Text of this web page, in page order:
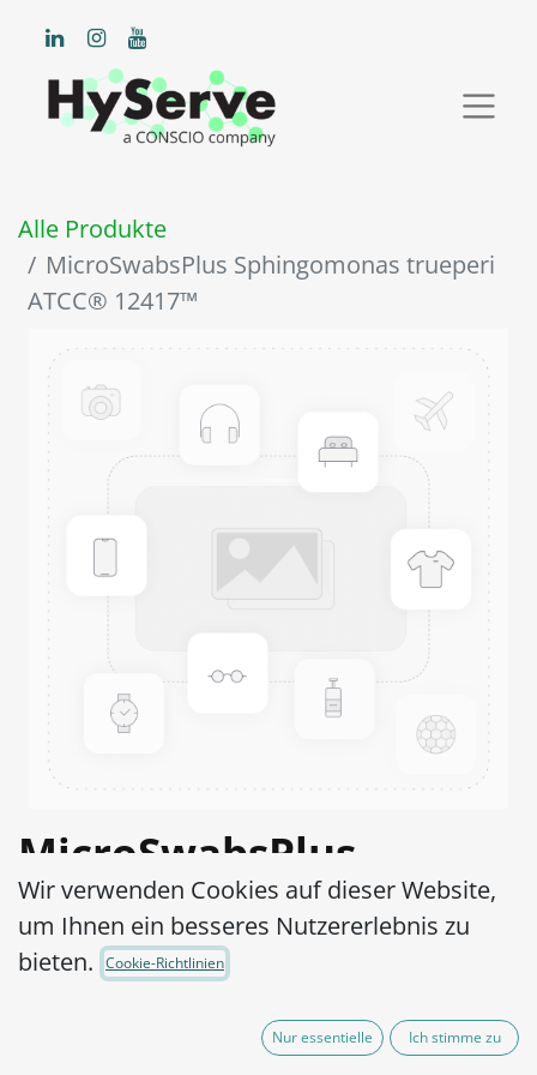
Alle Produkte
MicroSwabsPlus Sphingomonas trueperi
ATCC® 12417™
MicroSwabsPlus
Sphingomonas trueperi
ATCC® 12417™
exkl. MwSt.
Wir verwenden Cookies auf dieser Website,
um Ihnen ein besseres Nutzererlebnis zu
bieten.
Cookie-Richtlinien
Nur essentielle Ich stimme zu